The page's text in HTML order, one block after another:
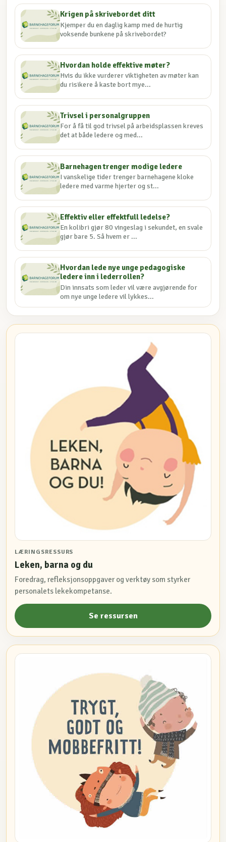
Krigen på skrivebordet ditt
Kjemper du en daglig kamp med de hurtig
voksende bunkene på skrivebordet?
Hvordan holde effektive møter?
Hvis du ikke vurderer viktigheten av møter kan
du risikere å kaste bort mye...
Trivsel i personalgruppen
For å få til god trivsel på arbeidsplassen kreves
det at både ledere og med...
Barnehagen trenger modige ledere
I vanskelige tider trenger barnehagene kloke
ledere med varme hjerter og st...
Effektiv eller effektfull ledelse?
En kolibri gjør 80 vingeslag i sekundet, en svale
gjør bare 5. Så hvem er ...
Hvordan lede nye unge pedagogiske
ledere inn i lederrollen?
Din innsats som leder vil være avgjørende for
om nye unge ledere vil lykkes...
LÆRINGSRESSURS
Leken, barna og du
Foredrag, refleksjonsoppgaver og verktøy som styrker
personalets lekekompetanse.
Se ressursen